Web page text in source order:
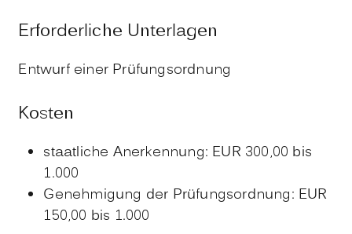
Erforderliche Unterlagen
Entwurf einer Prüfungsordnung
Kosten
staatliche Anerkennung: EUR 300,00 bis
1.000
Genehmigung der Prüfungsordnung: EUR
150,00 bis 1.000